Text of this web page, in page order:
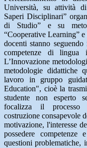
Università, su attività di
Saperi Disciplinari”
di Studio” e su
“Cooperative Learning”
docenti stanno
competenze di lingua
L’Innovazione
metodologie didattiche
lavoro in gruppo
Education", cioè la
studente non esperto
focalizza il processo
costruzione consapevole
motivazione, l'interesse
possedere
questioni problematiche,